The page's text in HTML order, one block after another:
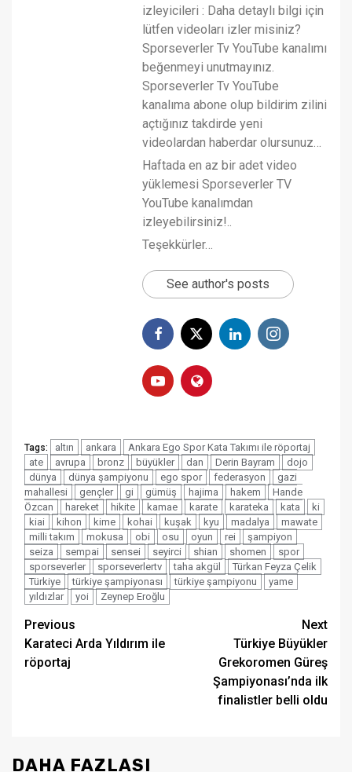
izleyicileri : Daha detaylı bilgi için
lütfen videoları izler misiniz?
Sporseverler Tv YouTube kanalımı
beğenmeyi unutmayınız.
Sporseverler Tv YouTube
kanalıma abone olup bildirim zilini
açtığınız takdirde yeni
videolardan haberdar olursunuz…
Haftada en az bir adet video
yüklemesi Sporseverler TV
YouTube kanalımdan
izleyebilirsiniz!..
Teşekkürler…
See author's posts
Tags: altın ankara
Ankara Ego Spor Kata Takımı ile röportaj
ate
avrupa bronz büyükler dan Derin Bayram
dojo
dünya
dünya şampiyonu ego spor federasyon
gazi
mahallesi
gençler gi gümüş hajima hakem
Hande
Özcan
hareket hikite kamae karate karateka kata
ki
kiai
kihon kime kohai kuşak kyu madalya
mawate
milli takım
mokusa obi osu oyun rei
şampiyon
seiza
sempai sensei seyirci shian shomen
spor
sporseverler
sporseverlertv taha akgül
Türkan Feyza Çelik
Türkiye
türkiye şampiyonası türkiye şampiyonu
yame
yıldızlar
yoi Zeynep Eroğlu
Post
navigation
Previous
Karateci Arda Yıldırım ile
röportaj
Next
Türkiye Büyükler
Grekoromen Güreş
Şampiyonası’nda ilk
finalistler belli oldu
DAHA FAZLASI